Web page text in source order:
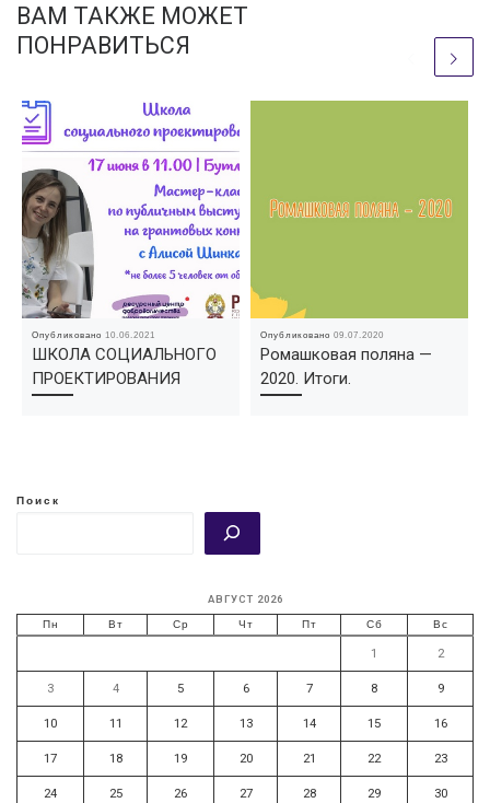
ВАМ ТАКЖЕ МОЖЕТ
ПОНРАВИТЬСЯ
Опубликовано 10.06.2021
ШКОЛА СОЦИАЛЬНОГО
ПРОЕКТИРОВАНИЯ
Опубликовано09.07.2020
Ромашковая поляна —
2020. Итоги.
Поиск
АВГУСТ 2026
Пн Вт Ср Чт Пт Сб Вс
1 2
3 4 5 6 7 8 9
10 11 12 13 14 15 16
17 18 19 20 21 22 23
24 25 26 27 28 29 30